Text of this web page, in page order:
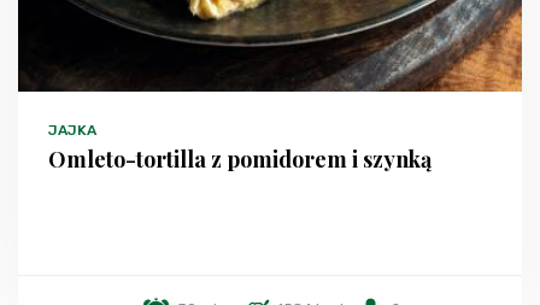
JAJKA
Omleto-tortilla z pomidorem i szynką